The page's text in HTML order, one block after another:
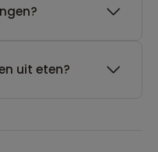
uit eten?